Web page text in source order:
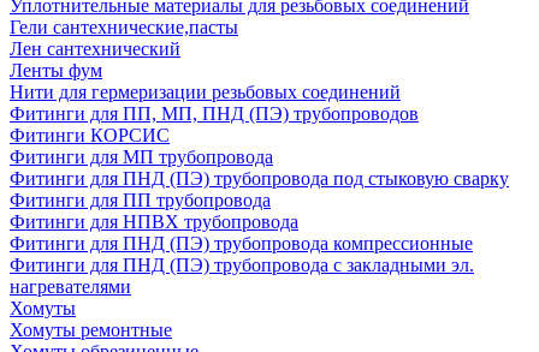
Уплотнительные материалы для резьбовых соединений
Гели сантехнические,пасты
Лен сантехнический
Ленты фум
Нити для гермеризации резьбовых соединений
Фитинги для ПП, МП, ПНД (ПЭ) трубопроводов
Фитинги КОРСИС
Фитинги для МП трубопровода
Фитинги для ПНД (ПЭ) трубопровода под стыковую сварку
Фитинги для ПП трубопровода
Фитинги для НПВХ трубопровода
Фитинги для ПНД (ПЭ) трубопровода компрессионные
Фитинги для ПНД (ПЭ) трубопровода с закладными эл.
нагревателями
Хомуты
Хомуты ремонтные